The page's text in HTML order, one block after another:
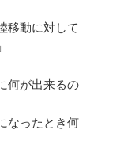
移動に対して
何が出来るの
なったとき何